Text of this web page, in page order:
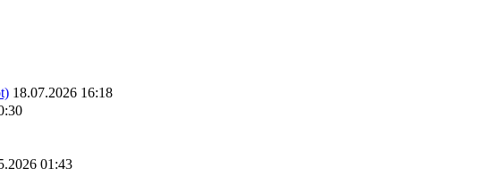
18.07.2026 16:18
01:43